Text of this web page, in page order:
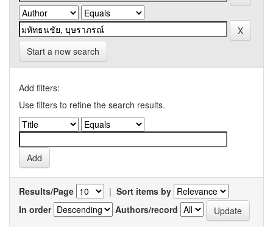
Start a new search
Add filters:
Use filters to refine the search results.
Results/Page | Sort items by
In order
Authors/record